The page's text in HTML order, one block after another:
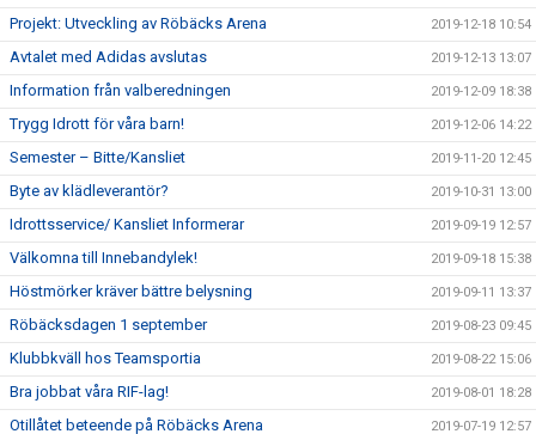
Projekt: Utveckling av Röbäcks Arena 2019-12-18 10:54
Avtalet med Adidas avslutas 2019-12-13 13:07
Information från valberedningen 2019-12-09 18:38
Trygg Idrott för våra barn! 2019-12-06 14:22
Semester – Bitte/Kansliet 2019-11-20 12:45
Byte av klädleverantör? 2019-10-31 13:00
Idrottsservice/ Kansliet Informerar 2019-09-19 12:57
Välkomna till Innebandylek! 2019-09-18 15:38
Höstmörker kräver bättre belysning 2019-09-11 13:37
Röbäcksdagen 1 september 2019-08-23 09:45
Klubbkväll hos Teamsportia 2019-08-22 15:06
Bra jobbat våra RIF-lag! 2019-08-01 18:28
Otillåtet beteende på Röbäcks Arena 2019-07-19 12:57